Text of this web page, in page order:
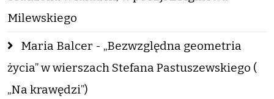
Milewskiego
Maria Balcer - „Bezwzględna geometria
życia” w wierszach Stefana Pastuszewskiego (
„Na krawędzi”)